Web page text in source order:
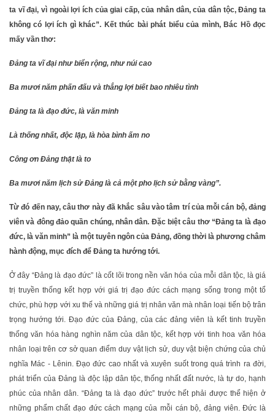
ta vĩ đại, vì ngoài lợi ích của giai cấp, của nhân dân, của dân tộc, Đảng ta
không có lợi ích gì khác”. Kết thúc bài phát biểu của mình, Bác Hồ đọc
mấy vần thơ:
Đảng ta vĩ đại như biển rộng, như núi cao
Ba mươi năm phấn đấu và thắng lợi biết bao nhiêu tình
Đảng ta là đạo đức, là văn minh
Là thống nhất, độc lập, là hòa bình ấm no
Công ơn Đảng thật là to
Ba mươi năm lịch sử Đảng là cả một pho lịch sử bằng vàng”.
Từ đó đến nay, câu thơ này đã khắc sâu vào tâm trí của mỗi cán bộ, đảng
viên và đông đảo quần chúng, nhân dân. Đặc biệt câu thơ “Đảng ta là đạo
đức, là văn minh” là một tuyên ngôn của Đảng, đồng thời là phương châm
hành động, mục đích để Đảng ta hướng tới.
Ở đây “Đảng là đạo đức” là cốt lõi trong nền văn hóa của mỗi dân tộc, là giá
trị truyền thống kết hợp với giá trị đạo đức cách mạng sống trong một tổ
chức, phù hợp với xu thế và những giá trị nhân văn mà nhân loại tiến bộ trân
trọng hướng tới. Đạo đức của Đảng, của các đảng viên là kết tinh truyền
thống văn hóa hàng nghìn năm của dân tộc, kết hợp với tinh hoa văn hóa
nhân loại trên cơ sở quan điểm duy vật lịch sử, duy vật biện chứng của chủ
nghĩa Mác - Lênin. Đạo đức cao nhất và xuyên suốt trong quá trình ra đời,
phát triển của Đảng là độc lập dân tộc, thống nhất đất nước, là tự do, hạnh
phúc của nhân dân. “Đảng ta là đạo đức” trước hết phải được thể hiện ở
những phẩm chất đạo đức cách mạng của mỗi cán bộ, đảng viên. Đức là